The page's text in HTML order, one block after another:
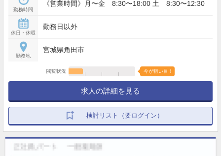
勤務時間
《営業時間》月〜金 8:30〜18:00 土 8:30〜12:30
休日・休暇
勤務日以外
勤務地
宮城県角田市
閲覧状況 今が狙い目！
求人の詳細を見る
検討リスト（要ログイン）